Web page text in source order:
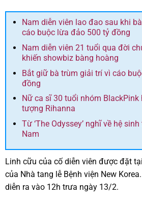
Nam diễn viên lao đao sau khi
cáo buộc lừa đảo 500 tỷ đồng
Nam diễn viên 21 tuổi qua đời
khiến showbiz bàng hoàng
Bắt giữ bà trùm giải trí vì cáo
đồng
Nữ ca sĩ 30 tuổi nhóm BlackPink
tượng Rihanna
Từ ‘The Odyssey’ nghĩ về hệ
Nam
Linh cữu của cố diễn viên được đặt
của Nhà tang lễ Bệnh viện New
diễn ra vào 12h trưa ngày 13/2.